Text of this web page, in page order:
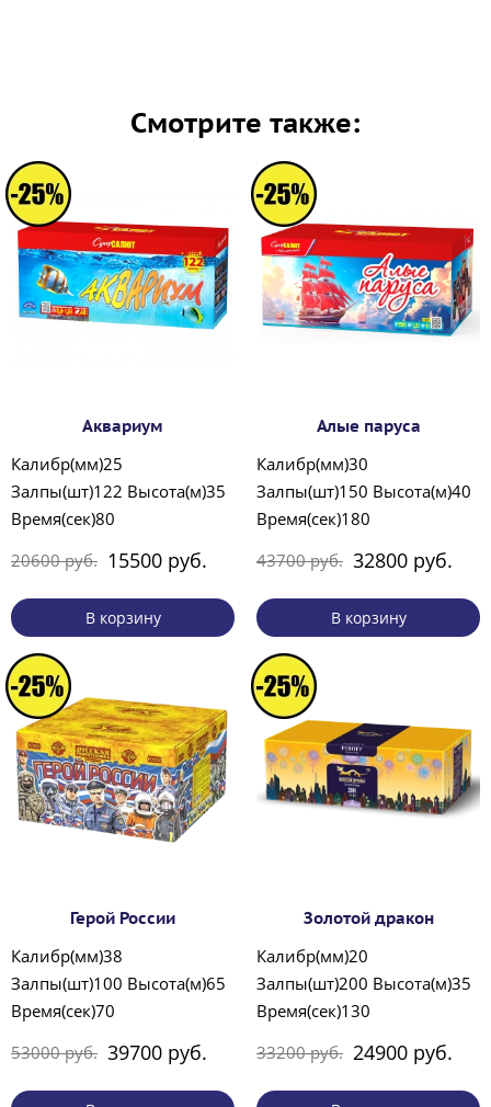
Смотрите также:
Аквариум
Калибр(мм)25
Залпы(шт)122 Высота(м)35
Время(сек)80
20600 руб. 15500 руб.
В корзину
Алые паруса
Калибр(мм)30
Залпы(шт)150 Высота(м)40
Время(сек)180
43700 руб. 32800 руб.
В корзину
Герой России
Калибр(мм)38
Залпы(шт)100 Высота(м)65
Время(сек)70
53000 руб. 39700 руб.
Золотой дракон
Калибр(мм)20
Залпы(шт)200 Высота(м)35
Время(сек)130
33200 руб. 24900 руб.